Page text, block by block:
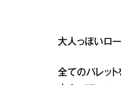
大人っぽいロ
全てのパレット